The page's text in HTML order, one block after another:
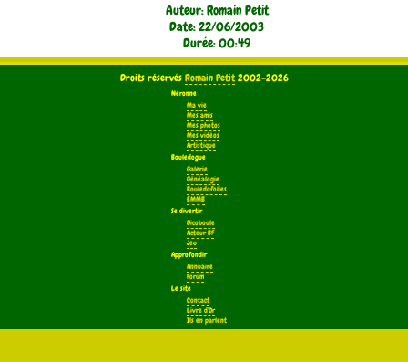
Auteur: Romain Petit
Date: 22/06/2003
Durée: 00:49
Droits réservés Romain Petit2002-2026
Néronne
Ma vie
Mes amis
Mes photos
Mes vidéos
Artistique
Bouledogue
Galerie
Généalogie
Bouledofolies
EMMB
Se divertir
Dicoboule
Acteur BF
Jeu
Approfondir
Annuaire
Forum
Le site
Contact
Livre d'Or
Ils en parlent